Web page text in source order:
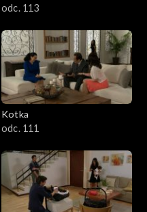
odc. 113
Kotka
odc. 111